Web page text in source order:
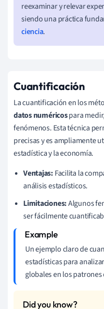
reexaminar y relevar
siendo una práctica
ciencia.
Cuantificación
La cuantificación en los
datos numéricospara
fenómenos. Esta técnica
precisas y es ampliamente
estadística y la economía.
Ventajas: Facilita la
análisis estadísticos.
Limitaciones:Algunos
ser fácilmente
Un ejemplo claro de
estadísticas para
globales en los